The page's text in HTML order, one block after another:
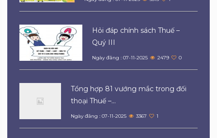
Hỏi đáp chính sách Thuế –
Quý III
Ngày đăng : 07-11-2025 2479 0
Tổng hợp 81 vướng mắc trong đối
thoại Thuế –...
Ngày đăng : 07-11-2025 3367 1